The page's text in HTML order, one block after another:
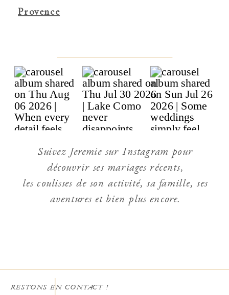
Provence
Suivez Jeremie sur Instagram pour
découvrir ses mariages récents,
les coulisses de son activité, sa famille, ses
aventures et bien plus encore.
RESTONS EN CONTACT !